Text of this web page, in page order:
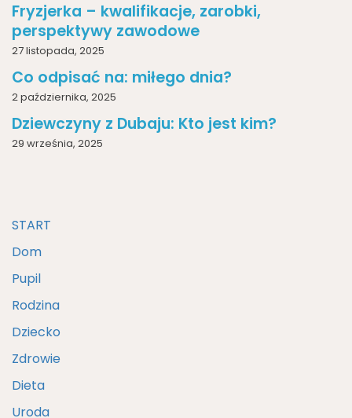
Fryzjerka – kwalifikacje, zarobki,
perspektywy zawodowe
27 listopada, 2025
Co odpisać na: miłego dnia?
2 października, 2025
Dziewczyny z Dubaju: Kto jest kim?
29 września, 2025
START
Dom
Pupil
Rodzina
Dziecko
Zdrowie
Dieta
Uroda